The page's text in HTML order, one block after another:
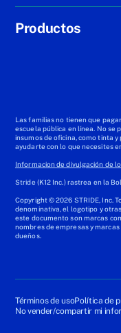
Productos
Las familias no tienen que
escuela pública en línea. No se
insumos de oficina, como tinta
ayudarte con lo que necesites
Informacion de divulgación de
Stride (K12 Inc.) rastrea en la
Copyright © 2026 STRIDE, Inc.
denominativa, el logotipo y
este documento son marcas
nombres de empresas y
dueños.
Términos de usoPolítica de
No vender/compartir mi